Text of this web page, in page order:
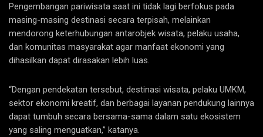
Pengembangan pariwisata saat ini tidak lagi berfokus pada
masing-masing destinasi secara terpisah, melainkan
mendorong keterhubungan antarobjek wisata, pelaku usaha,
dan komunitas masyarakat agar manfaat ekonomi yang
dihasilkan dapat dirasakan lebih luas.
“Dengan pendekatan tersebut, destinasi wisata, pelaku UMKM,
sektor ekonomi kreatif, dan berbagai layanan pendukung lainnya
dapat tumbuh secara bersama-sama dalam satu ekosistem
yang saling menguatkan,” katanya.